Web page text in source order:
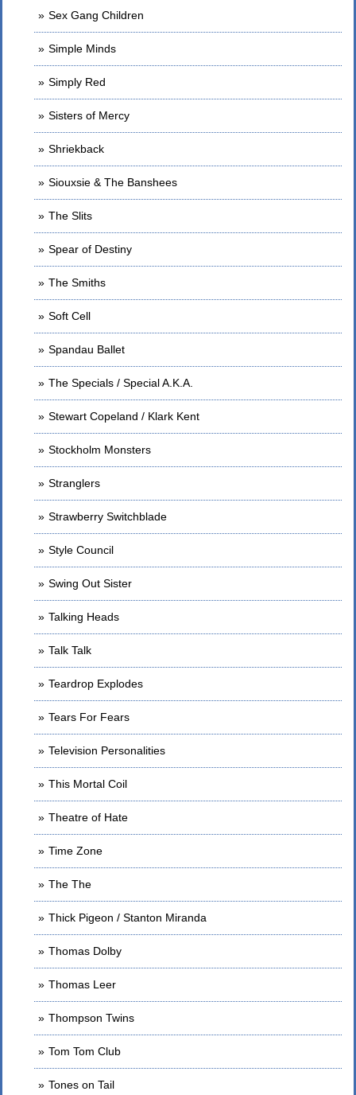
Sex Gang Children
Simple Minds
Simply Red
Sisters of Mercy
Shriekback
Siouxsie & The Banshees
The Slits
Spear of Destiny
The Smiths
Soft Cell
Spandau Ballet
The Specials / Special A.K.A.
Stewart Copeland / Klark Kent
Stockholm Monsters
Stranglers
Strawberry Switchblade
Style Council
Swing Out Sister
Talking Heads
Talk Talk
Teardrop Explodes
Tears For Fears
Television Personalities
This Mortal Coil
Theatre of Hate
Time Zone
The The
Thick Pigeon / Stanton Miranda
Thomas Dolby
Thomas Leer
Thompson Twins
Tom Tom Club
Tones on Tail